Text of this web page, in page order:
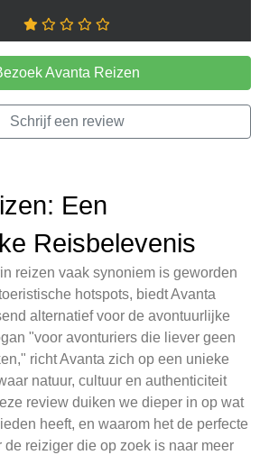
Avanta Reizen
Schrijf een review
Een
Reisbelevenis
reizen vaak synoniem is geworden
hotspots, biedt Avanta
alternatief voor de avontuurlijke
"voor avonturiers die liever geen
richt Avanta zich op een unieke
natuur, cultuur en authenticiteit
review duiken we dieper in op wat
heeft, en waarom het de perfecte
de reiziger die op zoek is naar meer